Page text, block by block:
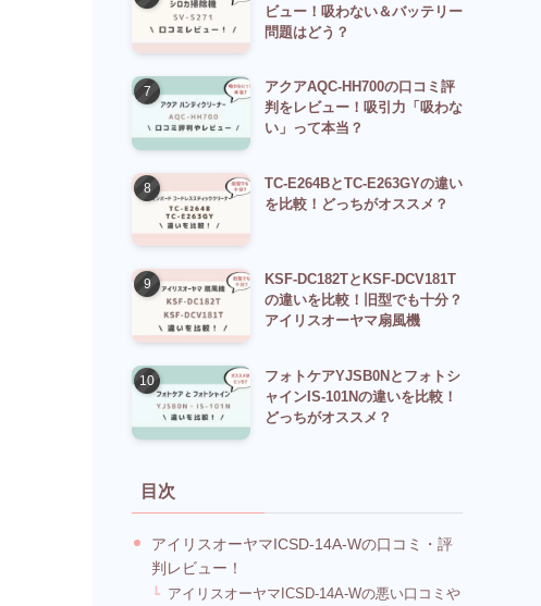
ビュー！吸わない＆バッテリー
問題はどう？
アクアAQC-HH700の口コミ評
判をレビュー！吸引力「吸わな
い」って本当？
TC-E264BとTC-E263GYの違い
を比較！どっちがオススメ？
KSF-DC182TとKSF-DCV181T
の違いを比較！旧型でも十分？
アイリスオーヤマ扇風機
フォトケアYJSB0Nとフォトシ
ャインIS-101Nの違いを比較！
どっちがオススメ？
目次
アイリスオーヤマICSD-14A-Wの口コミ・評
判レビュー！
アイリスオーヤマICSD-14A-Wの悪い口コミや